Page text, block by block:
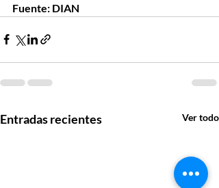
Fuente: DIAN
Entradas recientes Ver todo